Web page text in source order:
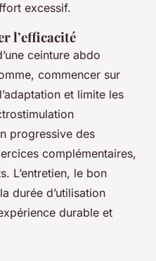
excessif.
l’efficacité
ceinture abdo
commencer sur
et limite les
progressive des
complémentaires,
L’entretien, le bon
durée d’utilisation
durable et